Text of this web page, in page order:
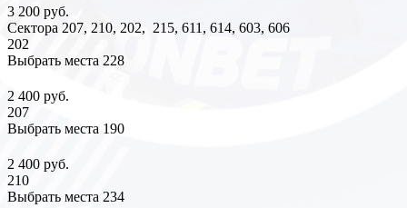
3 200 руб.
Сектора 207, 210, 202, 215, 611, 614, 603, 606
202
Выбрать места 228
2 400 руб.
207
Выбрать места 190
2 400 руб.
210
Выбрать места 234